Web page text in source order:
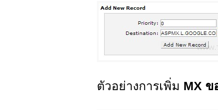
ตัวอย่างการเพิ่ม MX ข